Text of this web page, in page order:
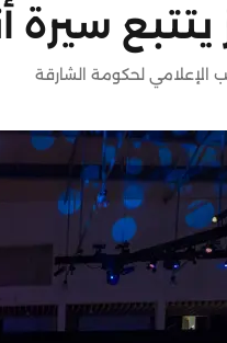
سيرة
الإعلامي لحكومة الشارقة